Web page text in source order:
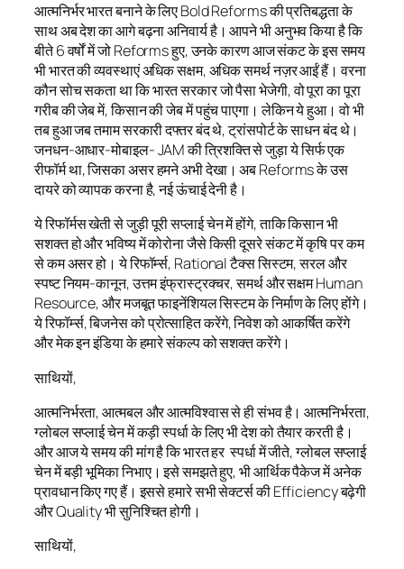
आत्मनिर्भर भारत बनाने के लिए Bold Reforms की प्रतिबद्धता के
साथ अब देश का आगे बढ़ना अनिवार्य है। आपने भी अनुभव किया है कि
बीते 6 वर्षों में जो Reforms हुए, उनके कारण आज संकट के इस समय
भी भारत की व्यवस्थाएं अधिक सक्षम, अधिक समर्थ नज़र आईं हैं। वरना
कौन सोच सकता था कि भारत सरकार जो पैसा भेजेगी, वो पूरा का पूरा
गरीब की जेब में, किसान की जेब में पहुंच पाएगा। लेकिन ये हुआ। वो भी
तब हुआ जब तमाम सरकारी दफ्तर बंद थे, ट्रांसपोर्ट के साधन बंद थे।
जनधन-आधार-मोबाइल- JAM की त्रिशक्ति से जुड़ा ये सिर्फ एक
रीफॉर्म था, जिसका असर हमने अभी देखा। अब Reforms के उस
दायरे को व्यापक करना है, नई ऊंचाई देनी है।
ये रिफॉर्मस खेती से जुड़ी पूरी सप्लाई चेन में होंगे, ताकि किसान भी
सशक्त हो और भविष्य में कोरोना जैसे किसी दूसरे संकट में कृषि पर कम
से कम असर हो। ये रिफॉर्म्स, Rational टैक्स सिस्टम, सरल और
स्पष्ट नियम-कानून, उत्तम इंफ्रास्ट्रक्चर, समर्थ और सक्षम Human
Resource, और मजबूत फाइनेंशियल सिस्टम के निर्माण के लिए होंगे।
ये रिफॉर्म्स, बिजनेस को प्रोत्साहित करेंगे, निवेश को आकर्षित करेंगे
और मेक इन इंडिया के हमारे संकल्प को सशक्त करेंगे।
साथियों,
आत्मनिर्भरता, आत्मबल और आत्मविश्वास से ही संभव है। आत्मनिर्भरता,
ग्लोबल सप्लाई चेन में कड़ी स्पर्धा के लिए भी देश को तैयार करती है।
और आज ये समय की मांग है कि भारत हर स्पर्धा में जीते, ग्लोबल सप्लाई
चेन में बड़ी भूमिका निभाए। इसे समझते हुए, भी आर्थिक पैकेज में अनेक
प्रावधान किए गए हैं। इससे हमारे सभी सेक्टर्स की Efficiency बढ़ेगी
और Quality भी सुनिश्चित होगी।
साथियों,